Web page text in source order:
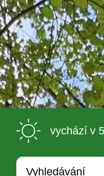
vychází v